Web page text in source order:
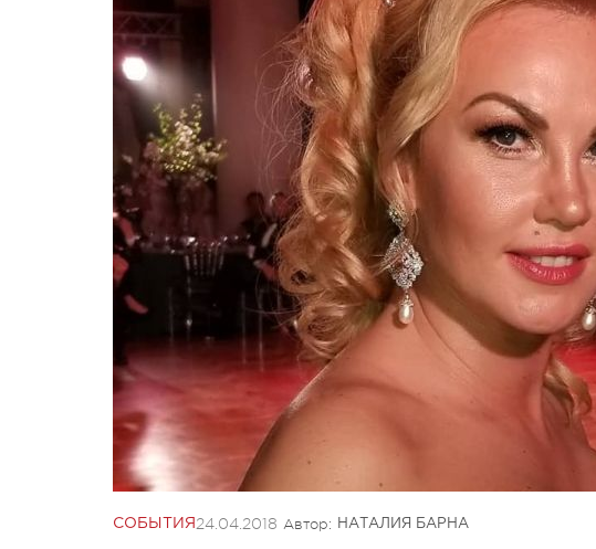
СОБЫТИЯ 24.04.2018 Автор: НАТАЛИЯ БАРНА